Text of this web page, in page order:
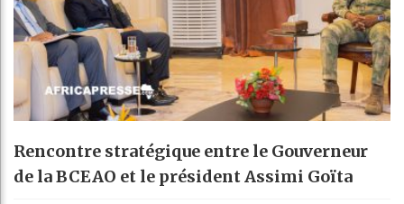
Rencontre stratégique entre le Gouverneur
de la BCEAO et le président Assimi Goïta